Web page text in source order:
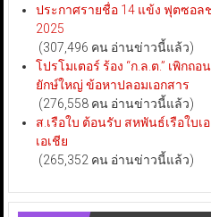
ประกาศรายชื่อ 14 แข้ง ฟุตซอ
2025
(307,496 คน อ่านข่าวนี้แล้ว)
โปรโมเตอร์ ร้อง “ก.ล.ต.” เพิก
ยักษ์ใหญ่ ข้อหาปลอมเอกสาร
(276,558 คน อ่านข่าวนี้แล้ว)
ส.เรือใบ ต้อนรับ สหพันธ์เรือใบ
เอเชีย
(265,352 คน อ่านข่าวนี้แล้ว)